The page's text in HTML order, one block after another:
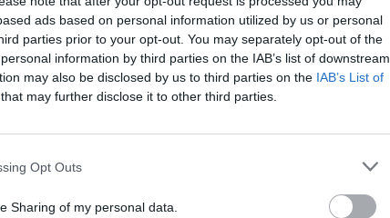
ads based on personal information utilized by us or personal
parties prior to your opt-out. You may separately opt-out of the
information by third parties on the IAB’s list of downstream
may also be disclosed by us to third parties on the IAB’s List of
that may further disclose it to other third parties.
Opt Outs
Sharing of my personal data.
Új gyalogosátkelők és jelzőlámpás